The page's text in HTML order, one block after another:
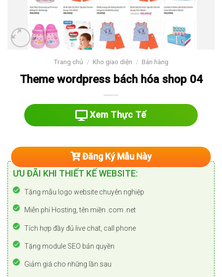
Trang chủ / Kho giao diện / Bán hàng
Theme wordpress bách hóa shop 04
Xem Thực Tế
ƯU ĐÃI KHI THIẾT KẾ WEBSITE:
Tặng mẫu logo website chuyên nghiệp
Miễn phí Hosting, tên miền .com .net
Tích hợp đầy đủ live chat, call phone
Tặng module SEO bản quyền
Giảm giá cho những lần sau
Đăng Ký Mẫu Này